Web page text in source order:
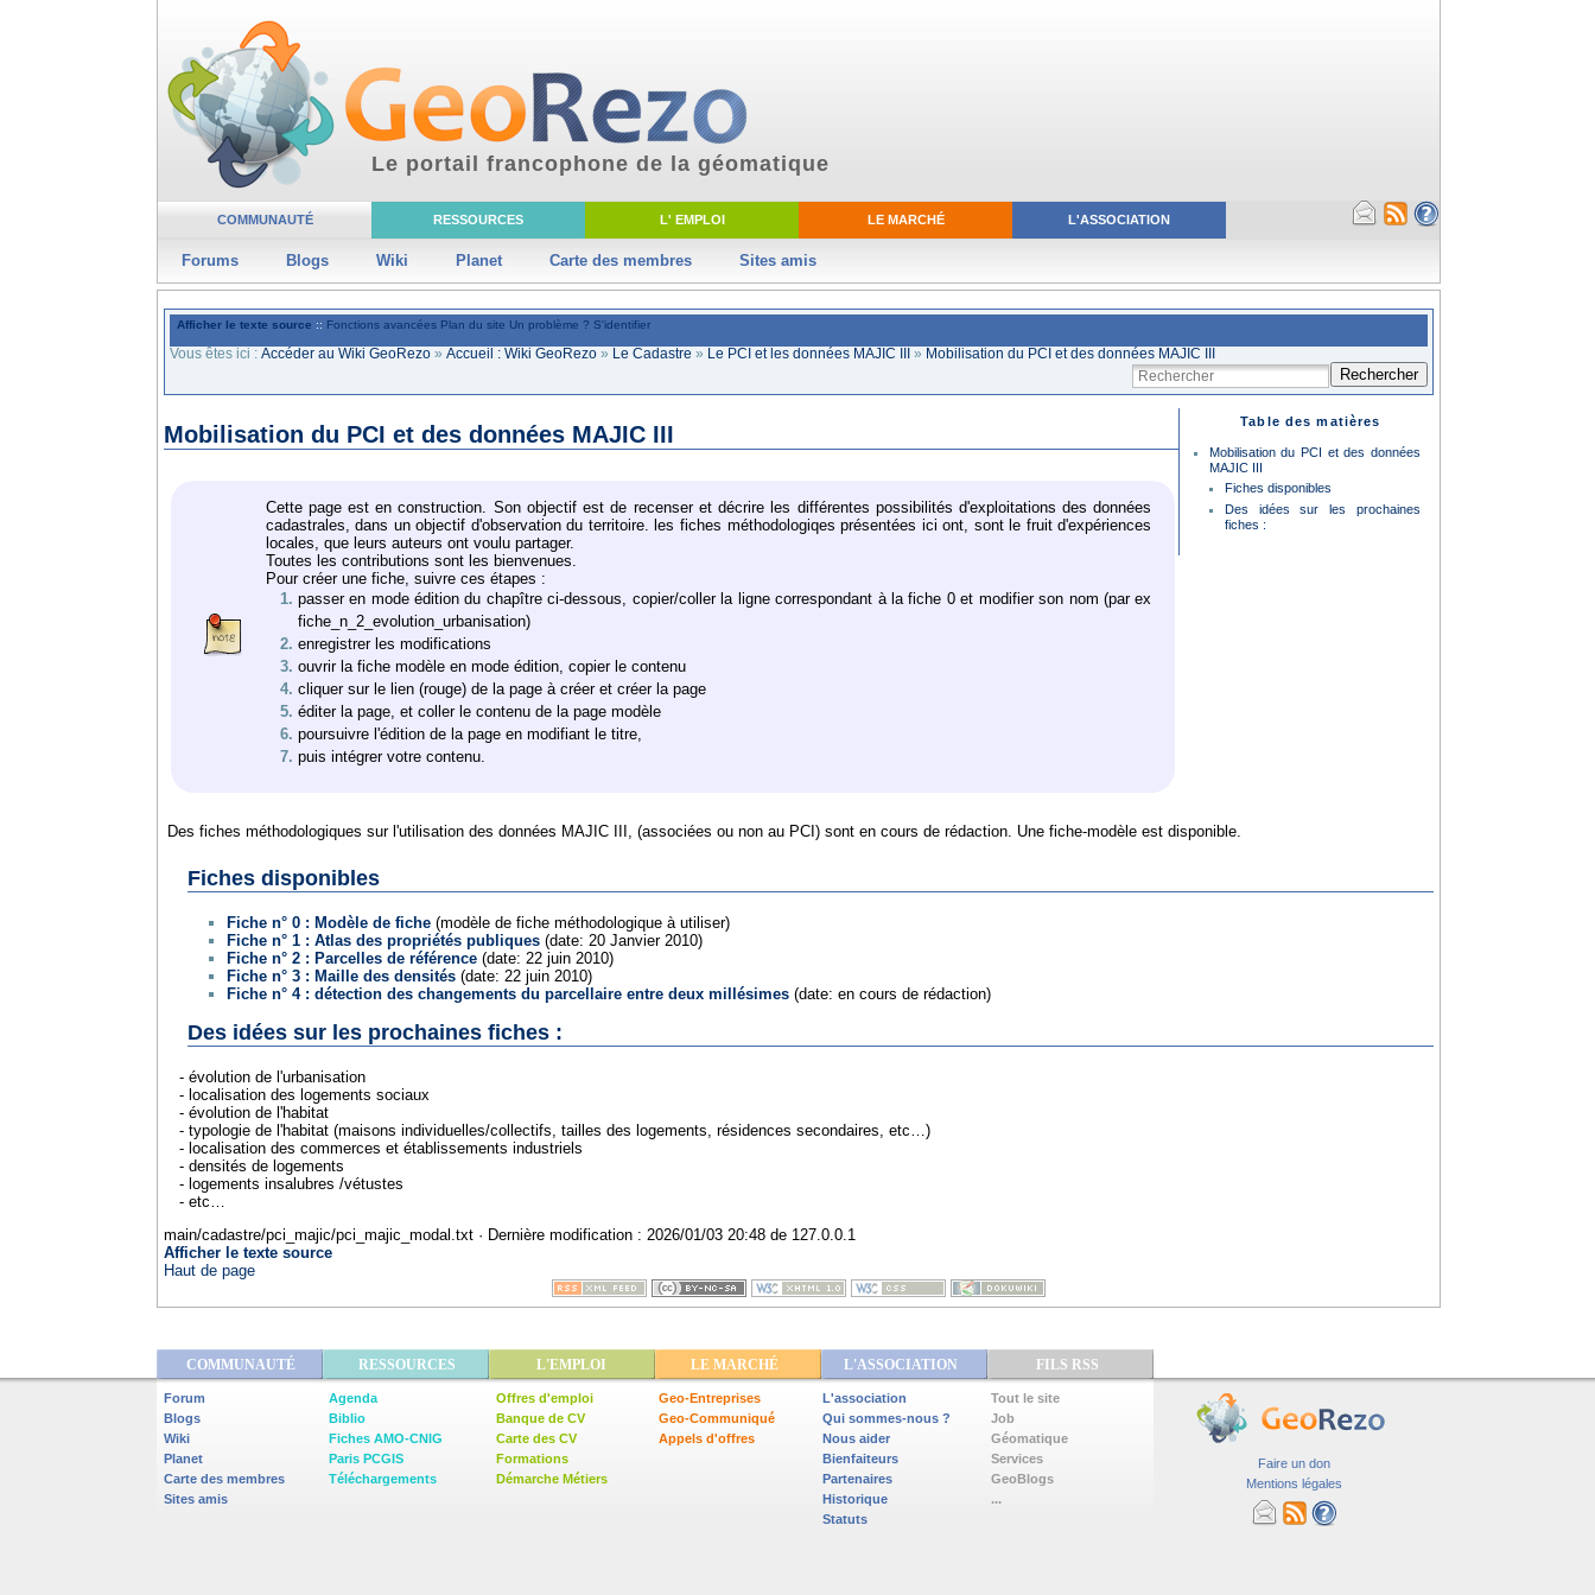
COMMUNAUTÉ RESSOURCES L' EMPLOI LE MARCHÉ L'ASSOCIATION
Forums Blogs Wiki Planet Carte des membres Sites amis
Le portail francophone de la géomatique
Afficher le texte source :: Fonctions avancées Plan du site Un problème ? S'identifier
Vous êtes ici :Accéder au Wiki GeoRezo »Accueil : Wiki GeoRezo » Le Cadastre » Le PCI et les données MAJIC III » Mobilisation du PCI et des données MAJIC III
Rechercher
Table des matières
Mobilisation du PCI et des données
MAJIC III
Fiches disponibles
Des idées sur les prochaines
fiches :
Mobilisation du PCI et des données MAJIC III
Cette page est en construction. Son objectif est de recenser et décrire les différentes possibilités d'exploitations des données
cadastrales, dans un objectif d'observation du territoire. les fiches méthodologiqes présentées ici ont, sont le fruit d'expériences
locales, que leurs auteurs ont voulu partager.
Toutes les contributions sont les bienvenues.
Pour créer une fiche, suivre ces étapes :
passer en mode édition du chapître ci-dessous, copier/coller la ligne correspondant à la fiche 0 et modifier son nom (par ex
fiche_n_2_evolution_urbanisation)
enregistrer les modifications
ouvrir la fiche modèle en mode édition, copier le contenu
cliquer sur le lien (rouge) de la page à créer et créer la page
éditer la page, et coller le contenu de la page modèle
poursuivre l'édition de la page en modifiant le titre,
puis intégrer votre contenu.
Des fiches méthodologiques sur l'utilisation des données MAJIC III, (associées ou non au PCI) sont en cours de rédaction. Une fiche-modèle est disponible.
Fiches disponibles
Fiche n° 0 : Modèle de fiche (modèle de fiche méthodologique à utiliser)
Fiche n° 1 : Atlas des propriétés publiques (date: 20 Janvier 2010)
Fiche n° 2 : Parcelles de référence (date: 22 juin 2010)
Fiche n° 3 : Maille des densités (date: 22 juin 2010)
Fiche n° 4 : détection des changements du parcellaire entre deux millésimes (date: en cours de rédaction)
Des idées sur les prochaines fiches :
- évolution de l'urbanisation
- localisation des logements sociaux
- évolution de l'habitat
- typologie de l'habitat (maisons individuelles/collectifs, tailles des logements, résidences secondaires, etc…)
- localisation des commerces et établissements industriels
- densités de logements
- logements insalubres /vétustes
- etc…
main/cadastre/pci_majic/pci_majic_modal.txt · Dernière modification : 2026/01/03 20:48 de 127.0.0.1
Afficher le texte source
Haut de page
COMMUNAUTÉ RESSOURCES L'EMPLOI LE MARCHÉ L'ASSOCIATION FILS RSS
Forum
Blogs
Wiki
Planet
Carte des membres
Sites amis
Agenda
Biblio
Fiches AMO-CNIG
Paris PCGIS
Téléchargements
Offres d'emploi
Banque de CV
Carte des CV
Formations
Démarche Métiers
Geo-Entreprises
Geo-Communiqué
Appels d'offres
L'association
Qui sommes-nous ?
Nous aider
Bienfaiteurs
Partenaires
Historique
Statuts
Tout le site
Job
Géomatique
Services
GeoBlogs
...
Faire un don
Mentions légales